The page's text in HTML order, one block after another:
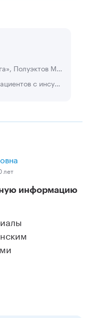
Нарушения сна в практике невролога», Полуэктов М.Г., Неврология, нейропсихиатрия, психосоматика, 2012
«Недыхательные нарушения сна у пациентов с инсультом», Тазартукова А.Д., Трудный пациент, 2018.
лет
информацию